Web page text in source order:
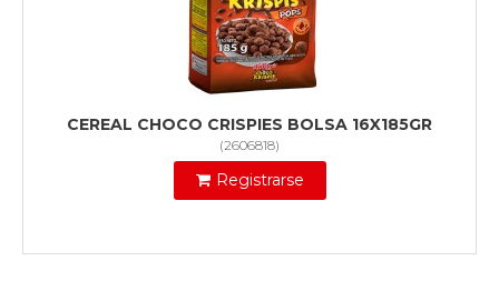
CEREAL CHOCO CRISPIES BOLSA 16X185GR
(2606818)
Registrarse